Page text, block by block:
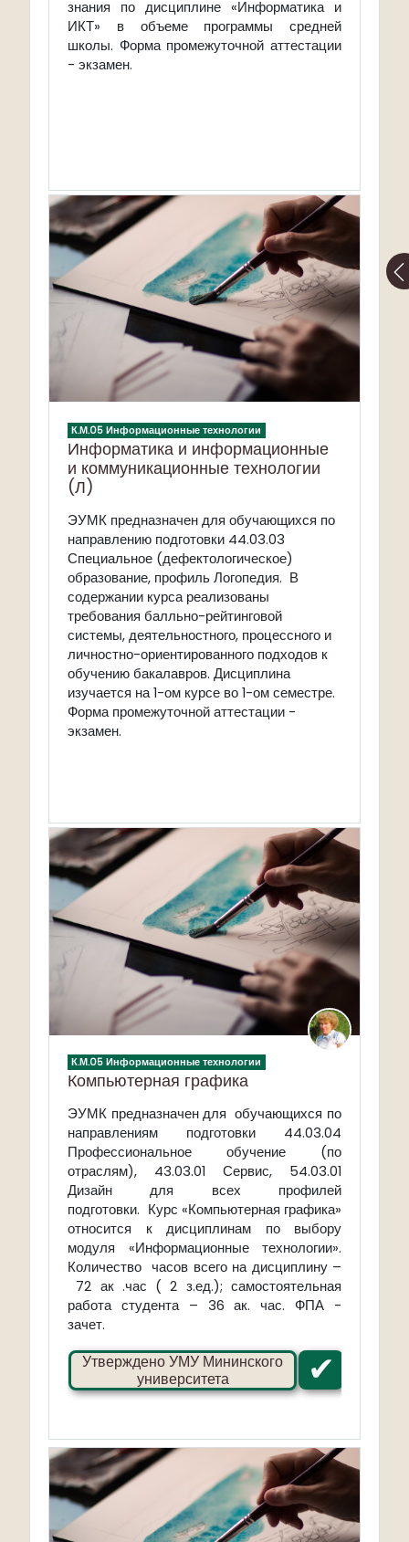
знания по дисциплине «Информатика и
ИКТ» в объеме программы средней
школы. Форма промежуточной аттестации
- экзамен.
К.М.05 Информационные технологии
Информатика и информационные
и коммуникационные технологии
(Л)
ЭУМК предназначен для обучающихся по
направлению подготовки 44.03.03
Специальное (дефектологическое)
образование, профиль Логопедия. В
содержании курса реализованы
требования балльно-рейтинговой
системы, деятельностного, процессного и
личностно-ориентированного подходов к
обучению бакалавров. Дисциплина
изучается на 1-ом курсе во 1-ом семестре.
Форма промежуточной аттестации -
экзамен.
К.М.05 Информационные технологии
Компьютерная графика
ЭУМК предназначен для обучающихся по
направлениям подготовки 44.03.04
Профессиональное обучение (по
отраслям), 43.03.01 Сервис, 54.03.01
Дизайн для всех профилей
подготовки. Курс «Компьютерная графика»
относится к дисциплинам по выбору
модуля «Информационные технологии».
Количество часов всего на дисциплину –
72 ак .час ( 2 з.ед.); самостоятельная
работа студента – 36 ак. час.
ФПА -
зачет.
Утверждено УМУ Мининского
университета
✔